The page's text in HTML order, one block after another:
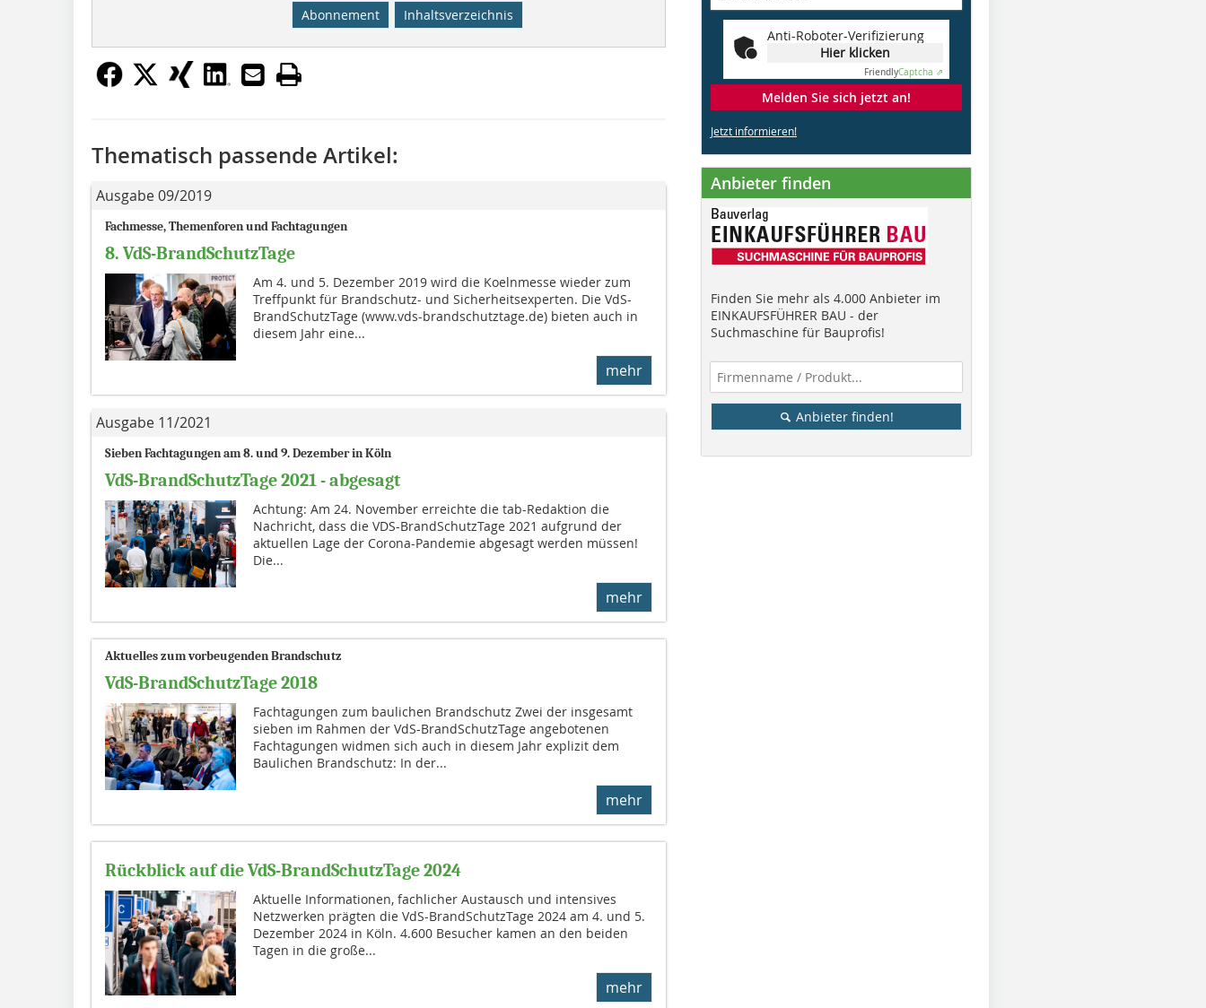
Abonnement Inhaltsverzeichnis
Thematisch passende Artikel:
Ausgabe 09/2019
Fachmesse, Themenforen und Fachtagungen
8. VdS-BrandSchutzTage
Am 4. und 5. Dezember 2019 wird die Koelnmesse wieder zum
Treffpunkt für Brandschutz- und Sicherheitsexperten. Die VdS-
BrandSchutzTage (www.vds-brandschutztage.de) bieten auch in
diesem Jahr eine...
mehr
Ausgabe 11/2021
Sieben Fachtagungen am 8. und 9. Dezember in Köln
VdS-BrandSchutzTage 2021 - abgesagt
Achtung: Am 24. November erreichte die tab-Redaktion die
Nachricht, dass die VDS-BrandSchutzTage 2021 aufgrund der
aktuellen Lage der Corona-Pandemie abgesagt werden müssen!
Die...
mehr
Aktuelles zum vorbeugenden Brandschutz
VdS-BrandSchutzTage 2018
Fachtagungen zum baulichen Brandschutz Zwei der insgesamt
sieben im Rahmen der VdS-BrandSchutzTage angebotenen
Fachtagungen widmen sich auch in diesem Jahr explizit dem
Baulichen Brandschutz: In der...
mehr
Rückblick auf die VdS-BrandSchutzTage 2024
Aktuelle Informationen, fachlicher Austausch und intensives
Netzwerken prägten die VdS-BrandSchutzTage 2024 am 4. und 5.
Dezember 2024 in Köln. 4.600 Besucher kamen an den beiden
Tagen in die große...
mehr
Anti-Roboter-Verifizierung
Hier klicken
FriendlyCaptcha ⇗
Melden Sie sich jetzt an!
Jetzt informieren!
Anbieter finden
Finden Sie mehr als 4.000 Anbieter im
EINKAUFSFÜHRER BAU - der
Suchmaschine für Bauprofis!
Anbieter finden!